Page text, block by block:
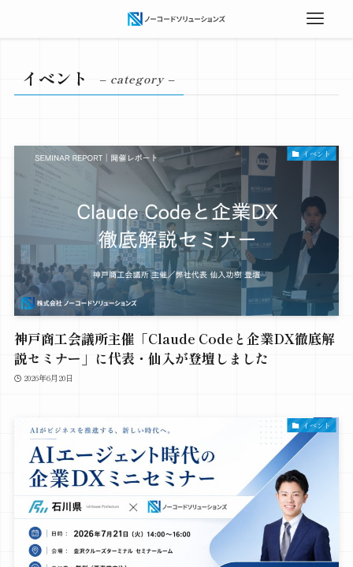
イベント – category –
イベント
神戸商工会議所主催「Claude Codeと企業DX徹底解
説セミナー」に代表・仙入が登壇しました
2026年6月20日
イベント